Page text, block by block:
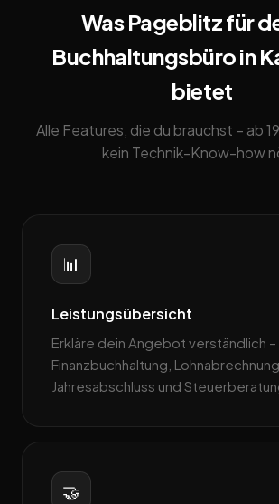
Was Pageblitz für
Buchhaltungsbüro in
bietet
Alle Features, die du brauchst – ab
kein Technik-Know-how
📊
Leistungsübersicht
Erkläre dein Angebot verständlich –
Finanzbuchhaltung, Lohnabrechnung,
Jahresabschluss und
🤝